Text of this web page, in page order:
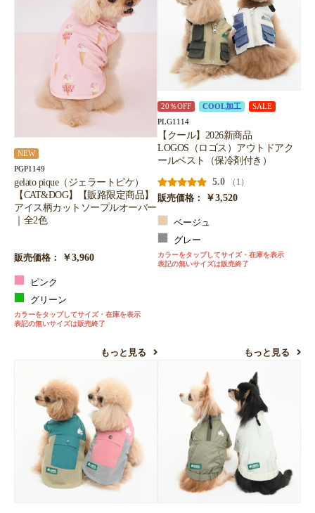
NEW
PGP1149
gelato pique（ジェラートピケ）
【CAT&DOG】【販路限定商品】
アイス柄カットソープルオーバー
｜全2色
販売価格： ￥3,960
ピンク
グリーン
カラーをタップしてサイズ・在庫を表示
表記の無いサイズは販売終了
もっと見る
20％OFF COOL加工 SALE
PLG1114
【クール】2026新商品
LOGOS（ロゴス）アウトドアク
ールベスト（保冷剤付き）
5.0
（1）
販売価格：
￥3,520
ベージュ
グレー
カラーをタップしてサイズ・在庫を表示
表記の無いサイズは販売終了
もっと見る